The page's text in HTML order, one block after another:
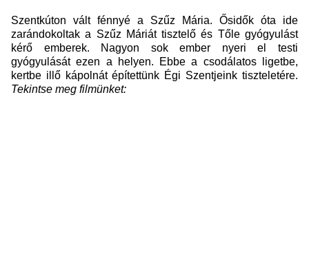
Szentkúton vált fénnyé a Szűz Mária. Ősidők óta ide
zarándokoltak a Szűz Máriát tisztelő és Tőle gyógyulást
kérő emberek. Nagyon sok ember nyeri el testi
gyógyulását ezen a helyen. Ebbe a csodálatos ligetbe,
kertbe illő kápolnát építettünk Égi Szentjeink tiszteletére.
Tekintse meg filmünket: